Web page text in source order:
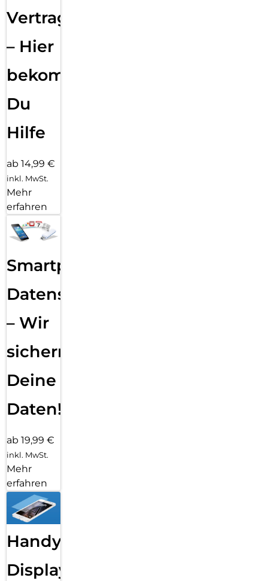
Vertragsabwicklung
– Hier
bekommst
Du
Hilfe
ab 14,99 €
inkl. MwSt.
Mehr
erfahren
Smartphone
Datensicherung
– Wir
sichern
Deine
Daten!
ab 19,99 €
inkl. MwSt.
Mehr
erfahren
Handy
Displayfolie